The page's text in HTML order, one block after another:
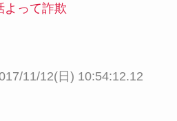
よって詐欺
11/12(日) 10:54:12.12